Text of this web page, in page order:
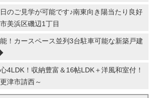
のご見学が可能です♪南東向き陽当たり良好
美浜区磯辺1丁目
！カースペース並列3台駐車可能な新築戸建
4LDK！収納豊富＆16帖LDK＋洋風和室付！
津市請西～